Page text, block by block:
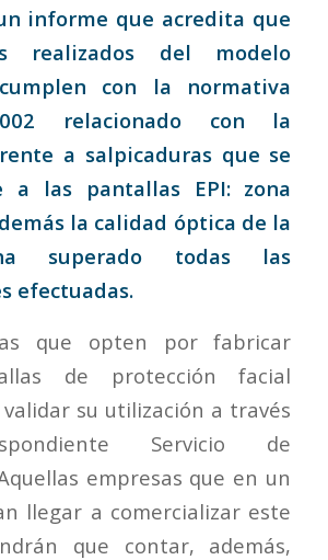
informe que acredita que
realizados del modelo
cumplen con la normativa
relacionado con la
a salpicaduras que se
a las pantallas EPI: zona
la calidad óptica de la
superado todas las
efectuadas.
que opten por fabricar
de protección facial
su utilización a través
Servicio de
empresas que en un
llegar a comercializar este
que contar, además,